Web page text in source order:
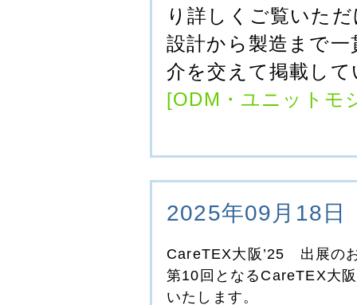
り詳しくご覧いた
設計から製造まで
介を交えて掲載し
[ODM・ユニットモ
2025年09月18日
CareTEX大阪’25 出展の
第10回となるCareTEX大
いたします。